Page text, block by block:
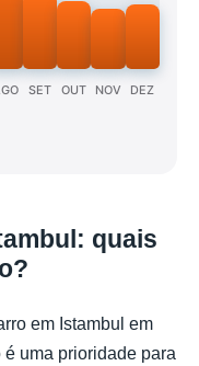
SET OUT NOV DEZ
quais
em Istambul em
uma prioridade para